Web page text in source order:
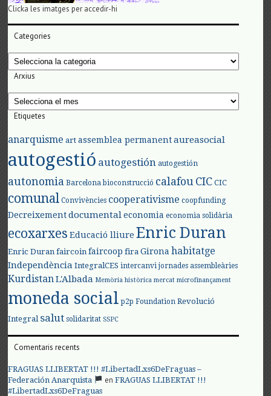
Clicka les imatges per accedir-hi
Categories
Categories
Arxius
Arxius
Etiquetes
anarquisme art assemblea permanent aureasocial
autogestió autogestión autogestión
autonomia Barcelona bioconstrucció calafou CIC CIC
comunal Convivències cooperativisme coopfunding
Decreixement documental economia economia solidària
ecoxarxes Educació lliure Enric Duran
Enric Duran faircoin faircoop fira Girona habitatge
Independència IntegralCES intercanvi jornades assembleàries
Kurdistan L'Albada Memòria històrica mercat microfinançament
moneda social p2p Foundation Revolució
Integral salut solidaritat SSPC
Comentaris recents
FRAGUAS LLIBERTAT !!! #LibertadLxs6DeFraguas –
Federación Anarquista
enFRAGUAS LLIBERTAT !!!
#LibertadLxs6DeFraguas